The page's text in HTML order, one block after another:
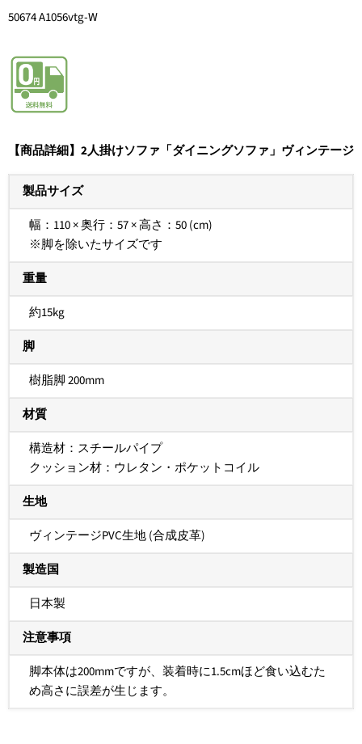
50674A1056vtg-W
【商品詳細】2人掛けソファ「ダイニングソファ」ヴィンテージ
製品サイズ
幅：110 × 奥行：57 × 高さ：50 (cm)
※脚を除いたサイズです
重量
約15kg
脚
樹脂脚 200mm
材質
構造材：スチールパイプ
クッション材：ウレタン・ポケットコイル
生地
ヴィンテージPVC生地 (合成皮革)
製造国
日本製
注意事項
脚本体は200mmですが、 装着時に1.5cmほど食い込むた
め高さに誤差が生じます。